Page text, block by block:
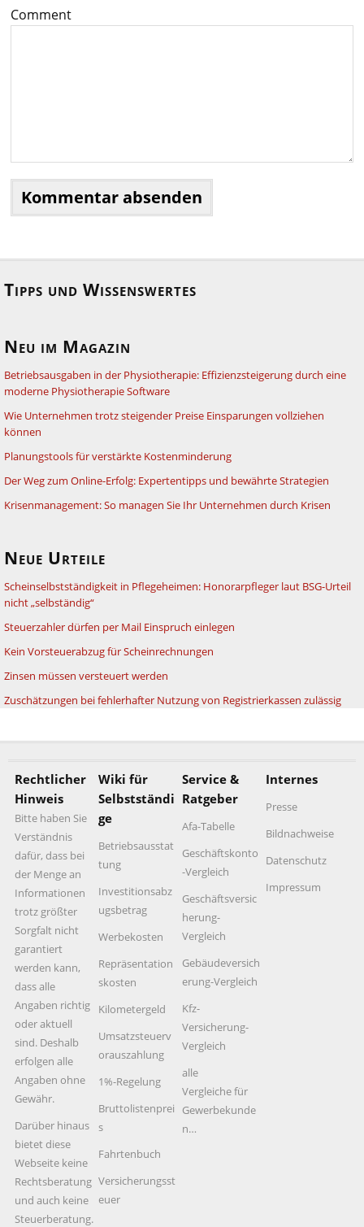
Comment
Tipps und Wissenswertes
Neu im Magazin
Betriebsausgaben in der Physiotherapie: Effizienzsteigerung durch eine
moderne Physiotherapie Software
Wie Unternehmen trotz steigender Preise Einsparungen vollziehen
können
Planungstools für verstärkte Kostenminderung
Der Weg zum Online-Erfolg: Expertentipps und bewährte Strategien
Krisenmanagement: So managen Sie Ihr Unternehmen durch Krisen
Neue Urteile
Scheinselbstständigkeit in Pflegeheimen: Honorarpfleger laut BSG-Urteil
nicht „selbständig“
Steuerzahler dürfen per Mail Einspruch einlegen
Kein Vorsteuerabzug für Scheinrechnungen
Zinsen müssen versteuert werden
Zuschätzungen bei fehlerhafter Nutzung von Registrierkassen zulässig
Rechtlicher
Hinweis
Bitte haben Sie
Verständnis
dafür, dass bei
der Menge an
Informationen
trotz größter
Sorgfalt nicht
garantiert
werden kann,
dass alle
Angaben richtig
oder aktuell
sind. Deshalb
erfolgen alle
Angaben ohne
Gewähr.
Darüber hinaus
bietet diese
Webseite keine
Rechtsberatung
und auch keine
Steuerberatung.
Wiki für
Selbstständi
ge
Betriebsausstat
tung
Investitionsabz
ugsbetrag
Werbekosten
Repräsentation
skosten
Kilometergeld
Umsatzsteuerv
orauszahlung
1%-Regelung
Bruttolistenprei
s
Fahrtenbuch
Versicherungsst
euer
Service &
Ratgeber
Afa-Tabelle
Geschäftskonto
-Vergleich
Geschäftsversic
herung-
Vergleich
Gebäudeversich
erung-Vergleich
Kfz-
Versicherung-
Vergleich
alle
Vergleiche für
Gewerbekunde
n…
Internes
Presse
Bildnachweise
Datenschutz
Impressum